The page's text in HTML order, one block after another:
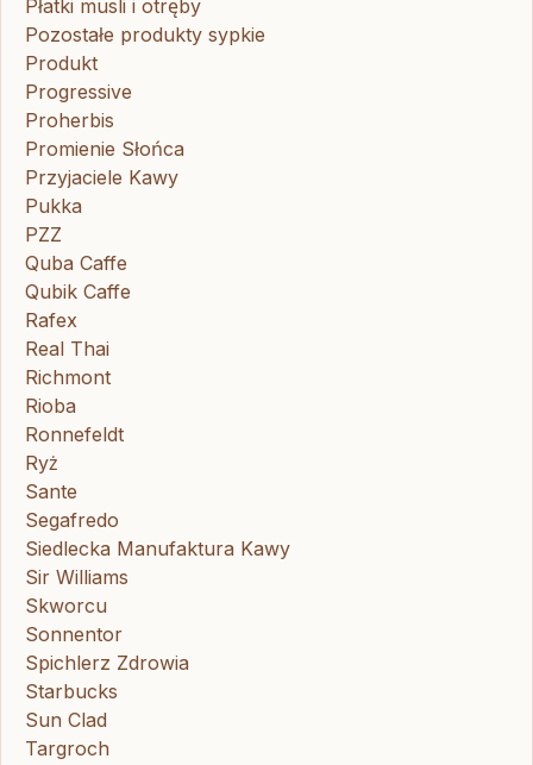
Płatki musli i otręby
Pozostałe produkty sypkie
Produkt
Progressive
Proherbis
Promienie Słońca
Przyjaciele Kawy
Pukka
PZZ
Quba Caffe
Qubik Caffe
Rafex
Real Thai
Richmont
Rioba
Ronnefeldt
Ryż
Sante
Segafredo
Siedlecka Manufaktura Kawy
Sir Williams
Skworcu
Sonnentor
Spichlerz Zdrowia
Starbucks
Sun Clad
Targroch